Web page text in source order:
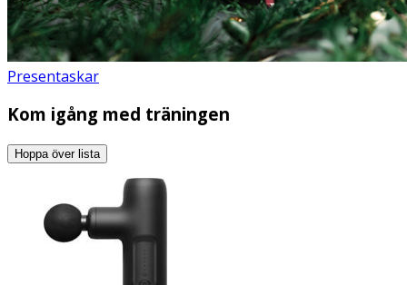
Presentaskar
Kom igång med träningen
Hoppa över lista